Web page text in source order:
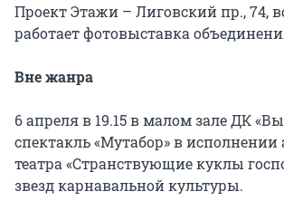
Проект Этажи – Лиговский пр., 74,
работает фотовыставка
Вне жанра
6 апреля в 19.15 в малом зале ДК
спектакль «Мутабор» в исполнении
театра «Странствующие куклы
звезд карнавальной культуры.